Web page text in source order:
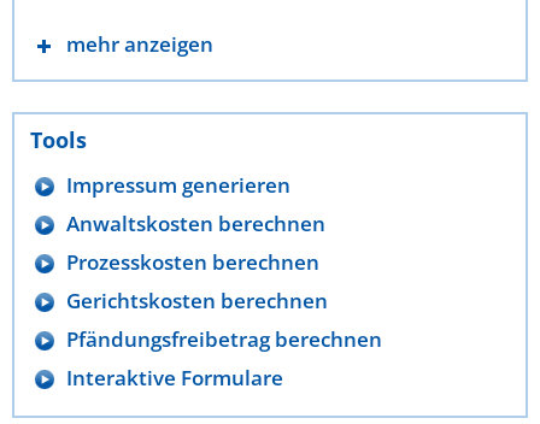
mehr anzeigen
Tools
Impressum generieren
Anwaltskosten berechnen
Prozesskosten berechnen
Gerichtskosten berechnen
Pfändungsfreibetrag berechnen
Interaktive Formulare